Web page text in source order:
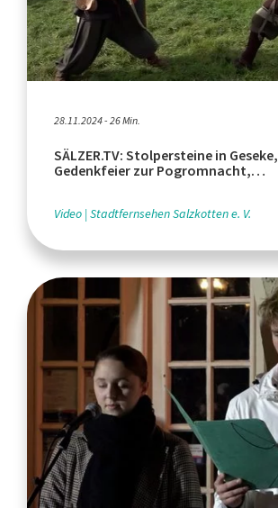
28.11.2024 - 26 Min.
SÄLZER.TV: Stolpersteine in Geseke,
Gedenkfeier zur Pogromnacht,
Video Stadtfernsehen Salzkotten e. V.